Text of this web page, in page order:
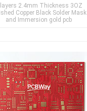
2.4mm Thickness 3OZ
Copper Black Solder Mask
and Immersion gold pcb